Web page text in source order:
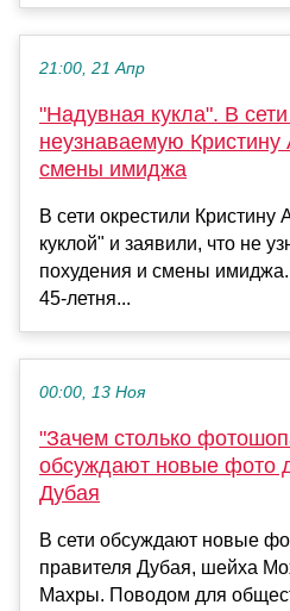
21:00, 21 Апр
"Надувная кукла". В
неузнаваемую Кристину
смены имиджа
В сети окрестили Кристину
куклой" и заявили, что не
похудения и смены
45-летня...
00:00, 13 Ноя
"Зачем столько
обсуждают новые фото
Дубая
В сети обсуждают новые
правителя Дубая, шейха
Махры. Поводом для